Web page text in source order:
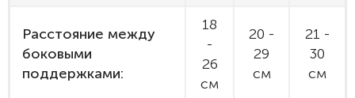
Расстояние между
боковыми
поддержками:
18
-
26
см
20 -
29
см
21 -
30
см